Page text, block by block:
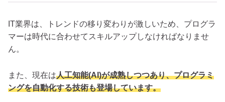
IT業界は、トレンドの移り変わりが激しいため、プログラ
マーは時代に合わせてスキルアップしなければなりませ
ん。
また、現在は人工知能(AI)が成熟しつつあり、プログラミ
ングを自動化する技術も登場しています。